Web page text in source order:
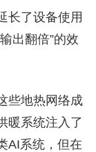
长了设备使用
出翻倍”的效
些地热网络成
暖系统注入了
AI系统，但在